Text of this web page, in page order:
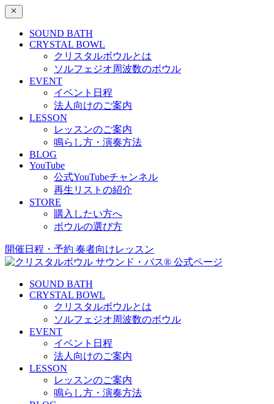
SOUND BATH
CRYSTAL BOWL
クリスタルボウルとは
ソルフェジオ周波数のボウル
EVENT
イベント日程
法人向けのご案内
LESSON
レッスンのご案内
鳴らし方・演奏方法
BLOG
YouTube
公式YouTubeチャンネル
再生リストの紹介
STORE
購入したい方へ
ボウルの選び方
開催日程・予約 奏者向けレッスン
SOUND BATH
CRYSTAL BOWL
クリスタルボウルとは
ソルフェジオ周波数のボウル
EVENT
イベント日程
法人向けのご案内
LESSON
レッスンのご案内
鳴らし方・演奏方法